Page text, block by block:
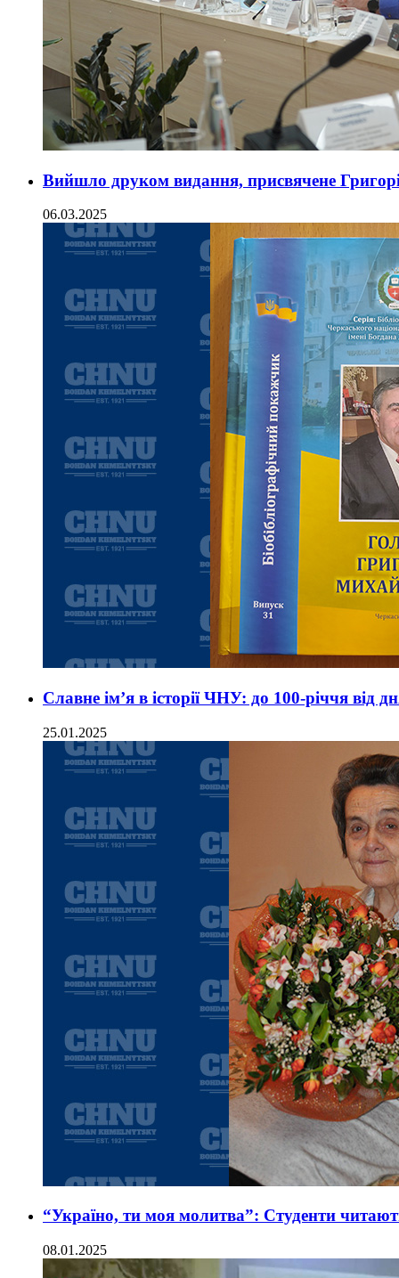
Вийшло друком видання, присвячене
06.03.2025
Славне ім’я в історії ЧНУ: до 100-річчя від
25.01.2025
“Україно, ти моя молитва”: Студенти
08.01.2025